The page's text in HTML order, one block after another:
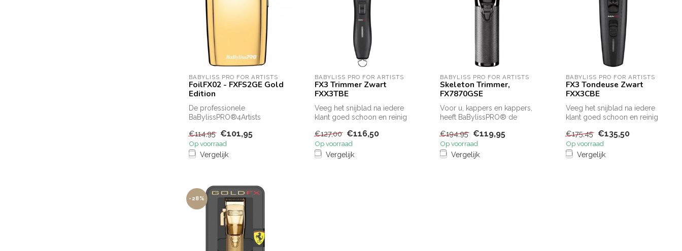
BABYLISS PRO FOR ARTISTS
FoilFX02 - FXFS2GE Gold
Edition
De professionele
BaBylissPRO®4Artists
FOILFX01scheerapparaten
zijn e...
€114,95 €101,95
Op voorraad
Vergelijk
BABYLISS PRO FOR ARTISTS
FX3 Trimmer Zwart
FXX3TBE
Veeg het snijblad na iedere
klant goed schoon en reinig
€127,00 €116,50
Op voorraad
Vergelijk
BABYLISS PRO FOR ARTISTS
Skeleton Trimmer,
FX7870GSE
Voor u, kappers en kappers,
heeft BaBylissPRO® de
ontwikke...
€194,95 €119,95
Op voorraad
Vergelijk
BABYLISS PRO FOR ARTISTS
FX3 Tondeuse Zwart
FXX3CBE
Veeg het snijblad na iedere
klant goed schoon en reinig
€175,45 €135,50
Op voorraad
Vergelijk
-28%